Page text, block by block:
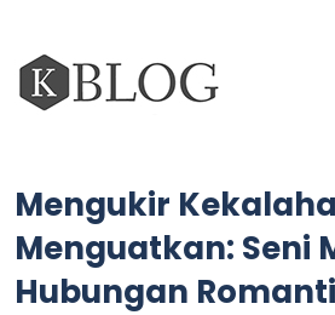
Mengukir
Menguatkan: Seni
Hubungan